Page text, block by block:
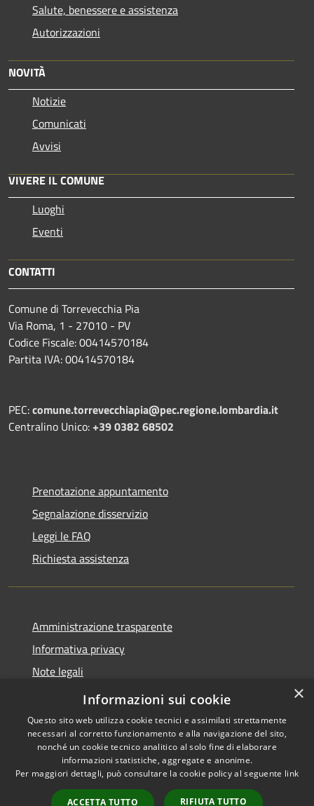
Salute, benessere e assistenza
Autorizzazioni
NOVITÀ
Notizie
Comunicati
Avvisi
VIVERE IL COMUNE
Luoghi
Eventi
CONTATTI
Comune di Torrevecchia Pia
Via Roma, 1 - 27010 - PV
Codice Fiscale: 00414570184
Partita IVA: 00414570184
PEC:comune.torrevecchiapia@pec.regione.lombardia.it
Centralino Unico:+39 0382 68502
Prenotazione appuntamento
Segnalazione disservizio
Leggi le FAQ
Richiesta assistenza
Amministrazione trasparente
Informativa privacy
Note legali
Dichiarazione di accessibilità
Accessibilità
Copyright © 2026 • Comune di
Torrevecchia Pia • Powered by
Municipium• Accesso
×
Informazioni sui cookie
Questo sito web utilizza cookie tecnici e assimilati strettamente
necessari al corretto funzionamento e alla navigazione del sito,
nonché un cookie tecnico analitico al solo fine di elaborare
informazioni statistiche, aggregate e anonime.
Per maggiori dettagli, può consultare la cookie policy al seguente link
ACCETTA TUTTO RIFIUTA TUTTO